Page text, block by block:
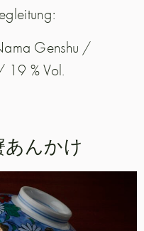
Genshu /
% Vol.
あんかけ